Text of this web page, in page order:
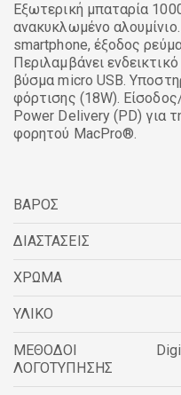
Εξωτερική μπαταρία
ανακυκλωμένο
smartphone, έξοδος
Περιλαμβάνει
βύσμα micro USB.
φόρτισης (18W).
Power Delivery (PD) για
φορητού MacPro®.
ΒΑΡΟΣ
ΔΙΑΣΤΑΣΕΙΣ
ΧΡΩΜΑ
ΥΛΙΚΟ
ΜΕΘΟΔΟΙ
ΛΟΓΟΤΥΠΗΣΗΣ